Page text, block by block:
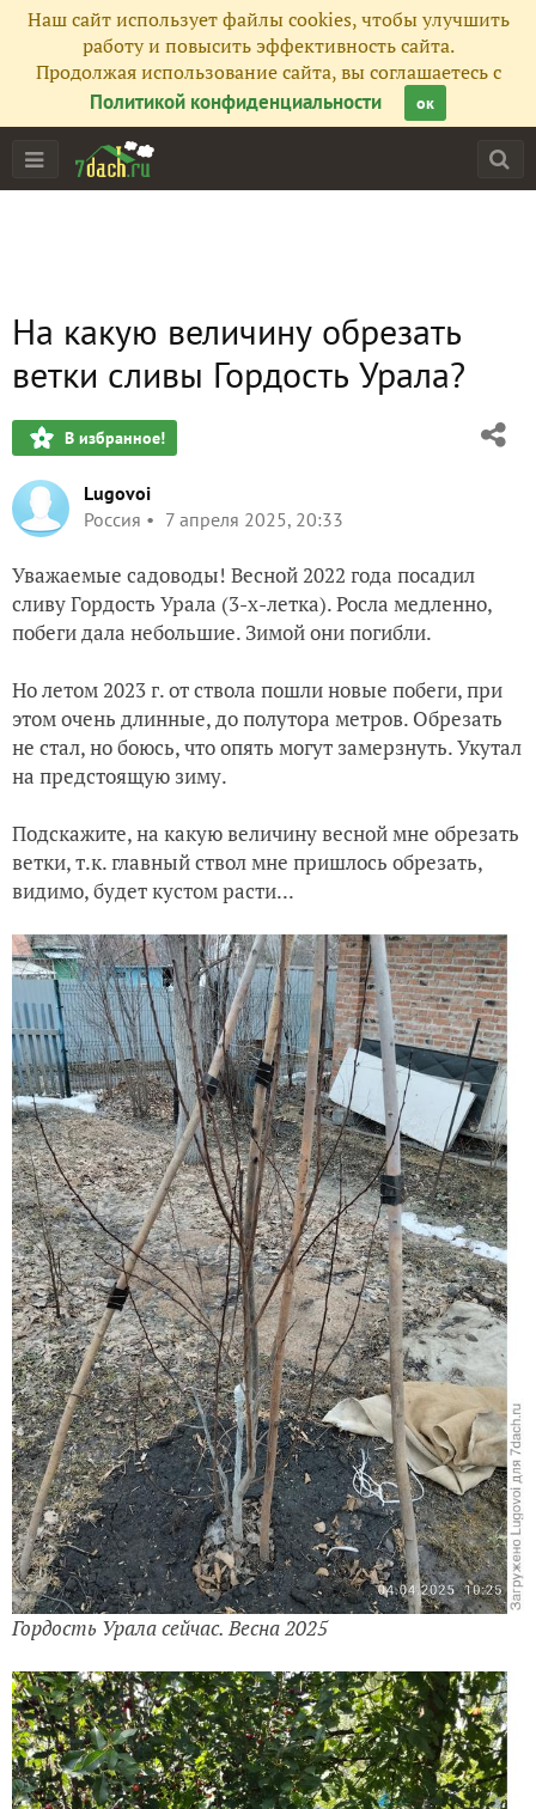
Наш сайт использует файлы cookies, чтобы улучшить
работу и повысить эффективность сайта.
Продолжая использование сайта, вы соглашаетесь с
Политикой конфиденциальности
ок
На какую величину обрезать
ветки сливы Гордость Урала?
В избранное!
Lugovoi
Россия
7 апреля 2025, 20:33
Уважаемые садоводы! Весной 2022 года посадил
сливу Гордость Урала (3-х-летка). Росла медленно,
побеги дала небольшие. Зимой они погибли.
Но летом 2023 г. от ствола пошли новые побеги, при
этом очень длинные, до полутора метров. Обрезать
не стал, но боюсь, что опять могут замерзнуть. Укутал
на предстоящую зиму.
Подскажите, на какую величину весной мне обрезать
ветки, т.к. главный ствол мне пришлось обрезать,
видимо, будет кустом расти...
Гордость Урала сейчас. Весна 2025